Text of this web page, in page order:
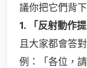
議你把它們背
1. 「反射動作
且大家都會答
例：「各位，